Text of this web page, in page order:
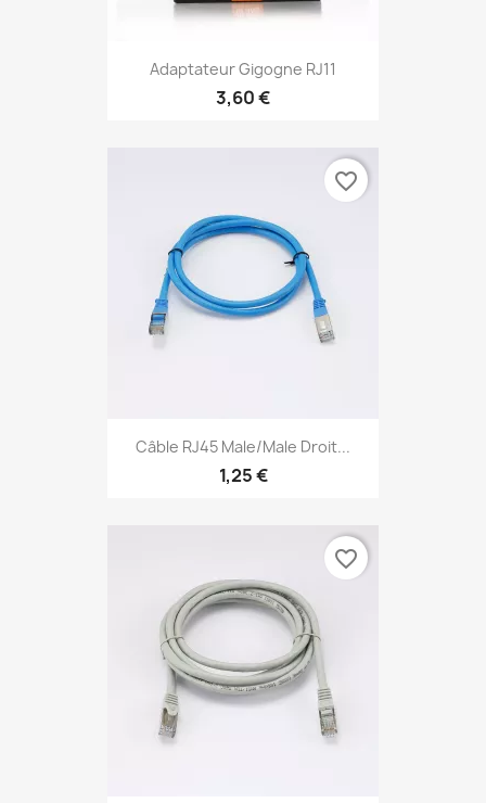
Adaptateur Gigogne RJ11
3,60 €
Câble RJ45 Male/Male Droit...
1,25 €
favorite_border
favorite_border